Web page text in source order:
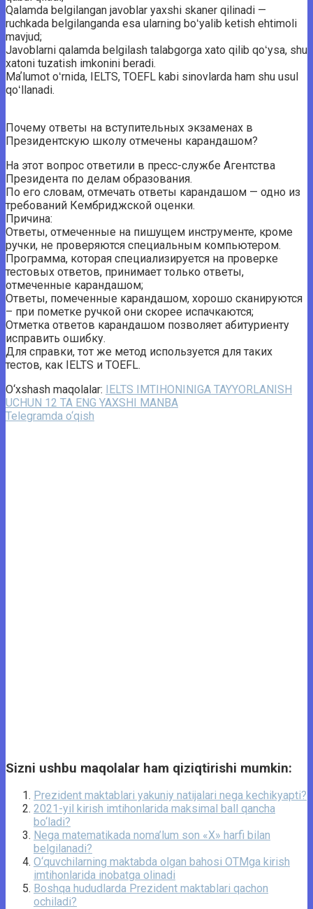
Qalamda belgilangan javoblar yaxshi skaner qilinadi —
ruchkada belgilanganda esa ularning boʻyalib ketish ehtimoli
mavjud;
Javoblarni qalamda belgilash talabgorga xato qilib qoʻysa, shu
xatoni tuzatish imkonini beradi.
Maʼlumot oʻrnida, IELTS, TOEFL kabi sinovlarda ham shu usul
qoʻllanadi.
Почему ответы на вступительных экзаменах в
Президентскую школу отмечены карандашом?
На этот вопрос ответили в пресс-службе Агентства
Президента по делам образования.
По его словам, отмечать ответы карандашом — одно из
требований Кембриджской оценки.
Причина:
Ответы, отмеченные на пишущем инструменте, кроме
ручки, не проверяются специальным компьютером.
Программа, которая специализируется на проверке
тестовых ответов, принимает только ответы,
отмеченные карандашом;
Ответы, помеченные карандашом, хорошо сканируются
– при пометке ручкой они скорее испачкаются;
Отметка ответов карандашом позволяет абитуриенту
исправить ошибку.
Для справки, тот же метод используется для таких
тестов, как IELTS и TOEFL.
O‘xshash maqolalar: IELTS IMTIHONINIGA TAYYORLANISH
UCHUN 12 TA ENG YAXSHI MANBA
Telegramda o‘qish
Sizni ushbu maqolalar ham qiziqtirishi mumkin:
Prezident maktablari yakuniy natijalari nega kechikyapti?
2021-yil kirish imtihonlarida maksimal ball qancha
bo‘ladi?
Nega matematikada noma’lum son «X» harfi bilan
belgilanadi?
O‘quvchilarning maktabda olgan bahosi OTMga kirish
imtihonlarida inobatga olinadi
Boshqa hududlarda Prezident maktablari qachon
ochiladi?